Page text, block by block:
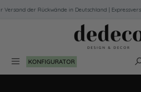
Zum Hauptinhalt springen
der Rückwände in Deutschland |
KONFIGURATOR